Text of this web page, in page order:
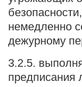
немедленно
дежурному
3.2.5.
предписания